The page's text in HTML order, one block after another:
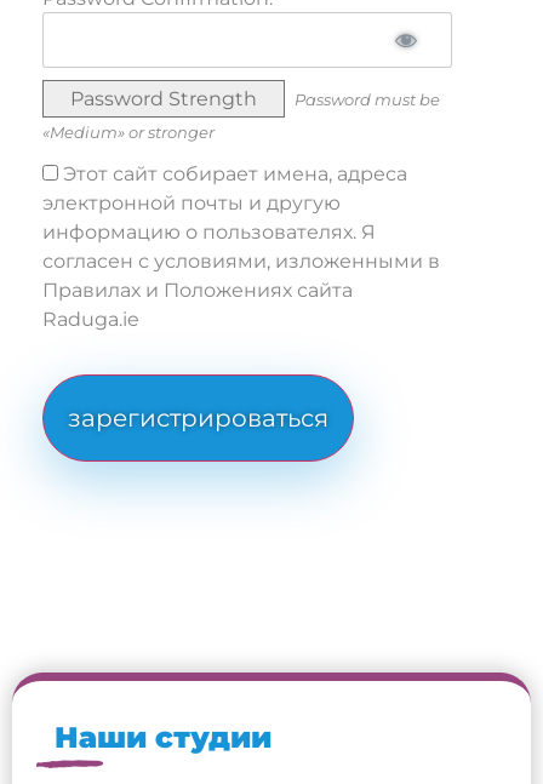
Password Strength
Password must be
«Medium» or stronger
Этот сайт собирает имена, адреса
электронной почты и другую
информацию о пользователях. Я
согласен с условиями, изложенными в
Правилах и Положениях сайта
Raduga.ie
No val
Наши студии